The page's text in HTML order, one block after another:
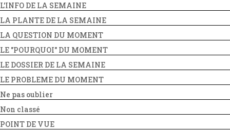
L'INFO DE LA SEMAINE
LA PLANTE DE LA SEMAINE
LA QUESTION DU MOMENT
LE "POURQUOI" DU MOMENT
LE DOSSIER DE LA SEMAINE
LE PROBLEME DU MOMENT
Ne pas oublier
Non classé
POINT DE VUE